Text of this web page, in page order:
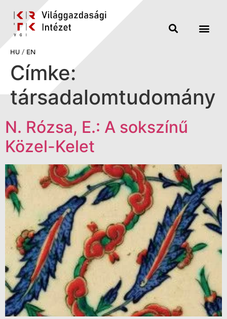
HU / EN
Címke:
társadalomtudomány
N. Rózsa, E.: A sokszínű
Közel-Kelet